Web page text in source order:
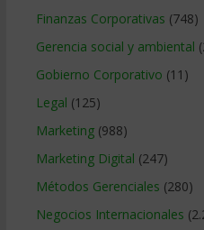
Finanzas Corporativas (748)
Gerencia social y ambiental
Gobierno Corporativo (11)
Legal (125)
Marketing(988)
Marketing Digital (247)
Métodos Gerenciales (280)
Negocios Internacionales